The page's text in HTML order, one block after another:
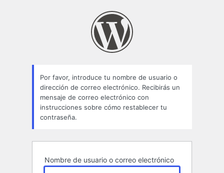
Por favor, introduce tu nombre de usuario o
dirección de correo electrónico. Recibirás un
mensaje de correo electrónico con
instrucciones sobre cómo restablecer tu
contraseña.
Nombre de usuario o correo electrónico